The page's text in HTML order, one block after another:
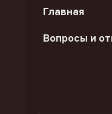
Главная
Вопросы и